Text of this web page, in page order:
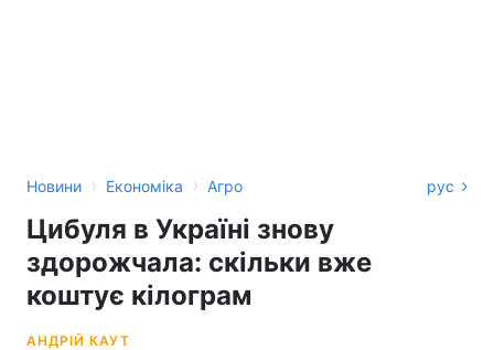
Новини › Економіка › Агро рус
Цибуля в Україні знову
здорожчала: скільки вже
коштує кілограм
АНДРІЙ КАУТ